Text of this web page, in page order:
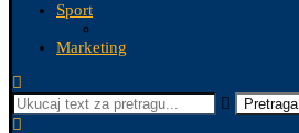
Sport
Marketing
Pretraga